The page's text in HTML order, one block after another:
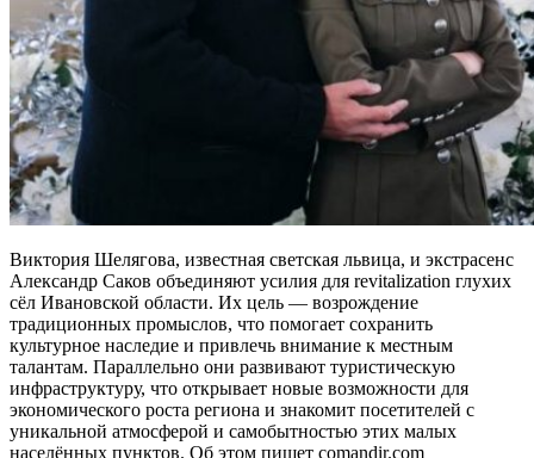
Виктория Шелягова, известная светская львица, и экстрасенс
Александр Саков объединяют усилия для revitalization глухих
сёл Ивановской области. Их цель — возрождение
традиционных промыслов, что помогает сохранить
культурное наследие и привлечь внимание к местным
талантам. Параллельно они развивают туристическую
инфраструктуру, что открывает новые возможности для
экономического роста региона и знакомит посетителей с
уникальной атмосферой и самобытностью этих малых
населённых пунктов. Об этом пишет comandir.com